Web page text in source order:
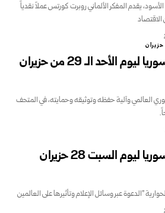
يقدم المفكر الألماني روبرت كورتس عملاً نقدياً
الاقتصاد
الأجندة الثقافية في سوريا ليوم الأحد الـ 29 من حزيران
العالمي وآلية حفظه وتوثيقه وحمايته، في المتحف
الأجندة الثقافية في سوريا ليوم السبت 28 حزيران
"الدعوة عبر وسائل الإعلام وتأثيرها على العالمين